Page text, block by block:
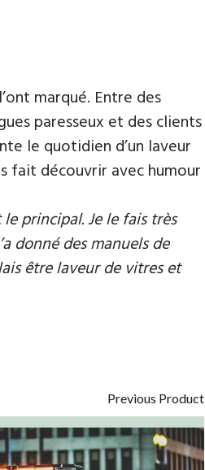
marqué. Entre des
paresseux et des clients
le quotidien d’un laveur
fait découvrir avec humour
principal. Je le fais très
donné des manuels de
être laveur de vitres et
Previous Product